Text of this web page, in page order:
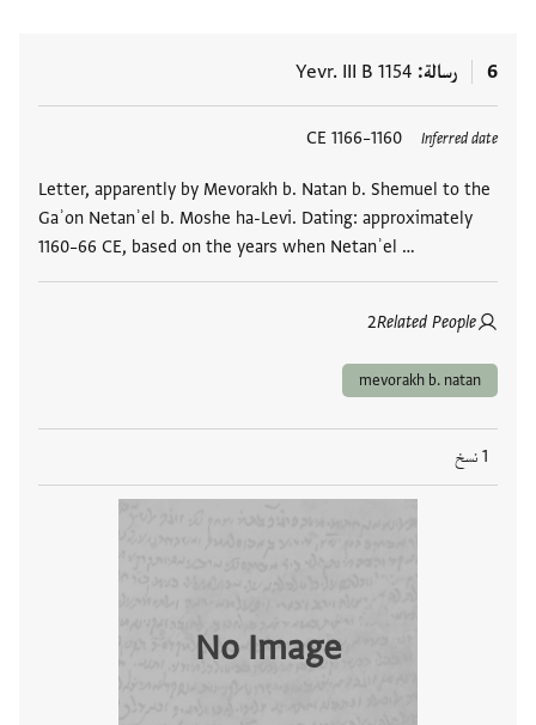
6 رسالة Yevr. III B 1154
Inferred date
1160–1166 CE
Letter, apparently by Mevorakh b. Natan b. Shemuel to the
Gaʾon Netanʾel b. Moshe ha-Levi. Dating: approximately
1160–66 CE, based on the years when Netanʾel …
Related People
2
العلامات
mevorakh b. natan
1 نسخ
No Image